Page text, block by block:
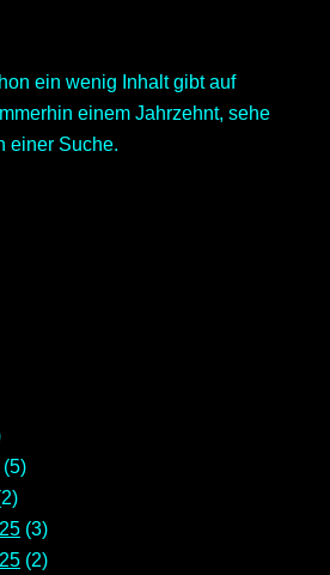
ein wenig Inhalt gibt auf
einem Jahrzehnt, sehe
einer Suche.
(5)
(3)
(2)